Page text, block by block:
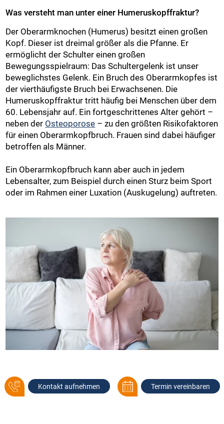
Was versteht man unter einer Humeruskopffraktur?
Der Oberarmknochen (Humerus) besitzt einen großen
Kopf. Dieser ist dreimal größer als die Pfanne. Er
ermöglicht der Schulter einen großen
Bewegungsspielraum: Das Schultergelenk ist unser
beweglichstes Gelenk. Ein Bruch des Oberarmkopfes ist
der vierthäufigste Bruch bei Erwachsenen. Die
Humeruskopffraktur tritt häufig bei Menschen über dem
60. Lebensjahr auf. Ein fortgeschrittenes Alter gehört –
neben der Osteoporose – zu den größten Risikofaktoren
für einen Oberarmkopfbruch. Frauen sind dabei häufiger
betroffen als Männer.
Ein Oberarmkopfbruch kann aber auch in jedem
Lebensalter, zum Beispiel durch einen Sturz beim Sport
oder im Rahmen einer Luxation (Auskugelung) auftreten.
Kontakt aufnehmen Termin vereinbaren